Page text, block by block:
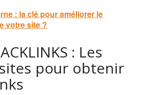
: la clé pour améliorer le
votre site ?
: Les
pour obtenir